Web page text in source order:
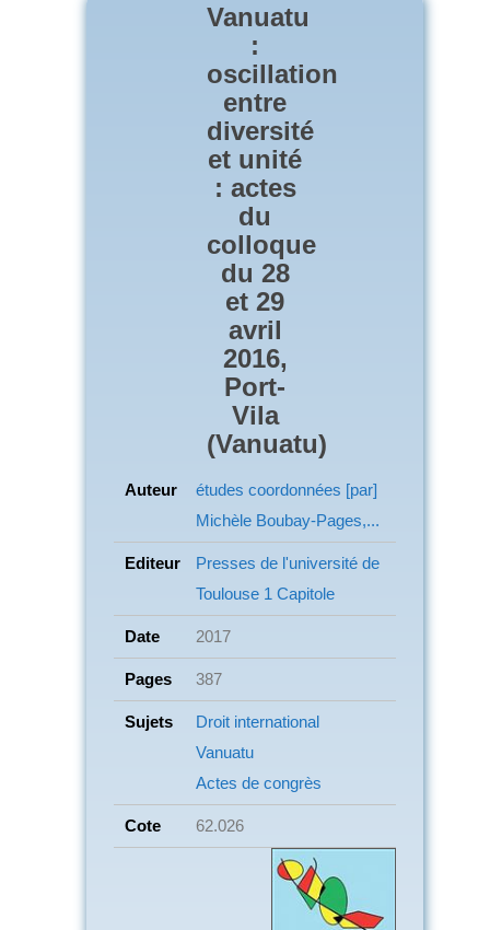
Vanuatu
:
oscillation
entre
diversité
et unité
: actes
du
colloque
du 28
et 29
avril
2016,
Port-
Vila
(Vanuatu)
Auteur
études coordonnées [par]
Michèle Boubay-Pages,...
Editeur
Presses de l'université de
Toulouse 1 Capitole
Date 2017
Pages 387
Sujets
Droit international
Vanuatu
Actes de congrès
Cote 62.026